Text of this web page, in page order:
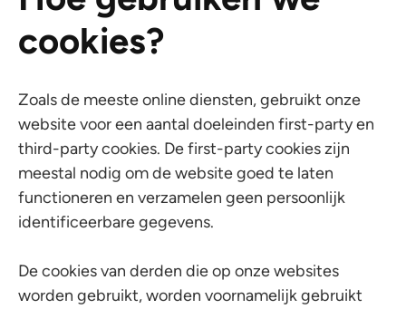
cookies?
Zoals de meeste online diensten, gebruikt onze
website voor een aantal doeleinden first-party en
third-party cookies. De first-party cookies zijn
meestal nodig om de website goed te laten
functioneren en verzamelen geen persoonlijk
identificeerbare gegevens.
De cookies van derden die op onze websites
worden gebruikt, worden voornamelijk gebruikt